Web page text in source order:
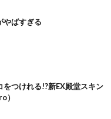
やばすぎる
をつけれる!?新EX殿堂スキン
）